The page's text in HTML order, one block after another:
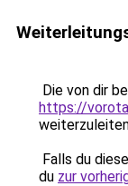
Die von dir
https://
Falls du
du zur